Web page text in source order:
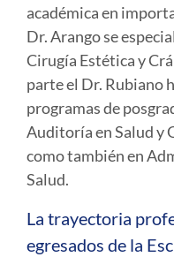
académica en
Dr. Arango se
Cirugía Estética y
parte el Dr. Rubiano
programas de
Auditoría en Salud y
como también en
Salud.
La trayectoria
egresados de la